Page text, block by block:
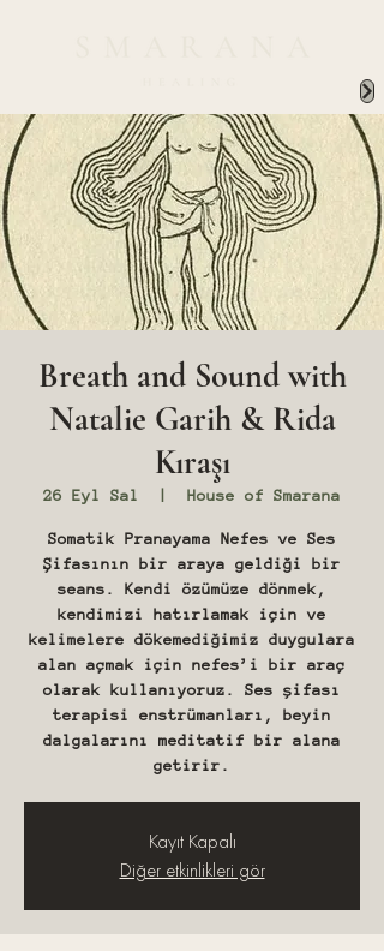
Breath and Sound with
Natalie Garih & Rida
Kıraşı
26 Eyl Sal House of Smarana
Somatik Pranayama Nefes ve Ses
Şifasının bir araya geldiği bir
seans. Kendi özümüze dönmek,
kendimizi hatırlamak için ve
kelimelere dökemediğimiz duygulara
alan açmak için nefes’i bir araç
olarak kullanıyoruz. Ses şifası
terapisi enstrümanları, beyin
dalgalarını meditatif bir alana
getirir.
Kayıt Kapalı
Diğer etkinlikleri gör